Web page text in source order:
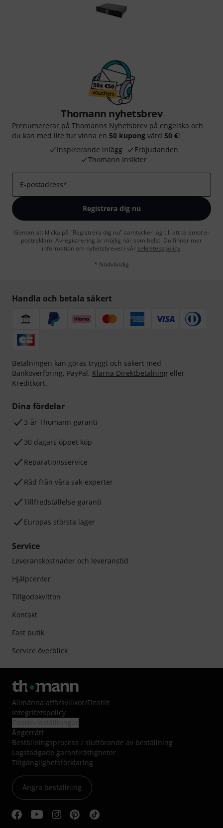
Thomann nyhetsbrev
Prenumererar på Thomanns Nyhetsbrev på engelska och
du kan med lite tur vinna en 50 kupong värd 50 €!
Inspirerande inlägg
Erbjudanden
Thomann Insikter
E-postadress*
Registrera dig nu
Genom att klicka på "Registrera dig nu" samtycker jag till att ta emot e-
postreklam. Avregistrering är möjlig när som helst. Du finner mer
information om nyhetsbrevet i vår sekretesspolicy.
* Nödvändig
Handla och betala säkert
Betalningen kan göras tryggt och säkert med
Banköverföring, PayPal, Klarna Direktbetalning eller
Kreditkort.
Dina fördelar
3-år Thomann-garanti
30 dagars öppet köp
Reparationsservice
Råd från våra sak-experter
Tillfredställelse-garanti
Europas största lager
Service
Leveranskostnader och leveranstid
Hjälpcenter
Tillgodokvitton
Kontakt
Fast butik
Service överblick
Allmänna affärsvillkor/Finstilt
Integritetspolicy
Ångerrätt
Beställningsprocess / slutförande av beställning
Lagstadgade garantirättigheter
Tillgänglighetsförklaring
Ångra beställning